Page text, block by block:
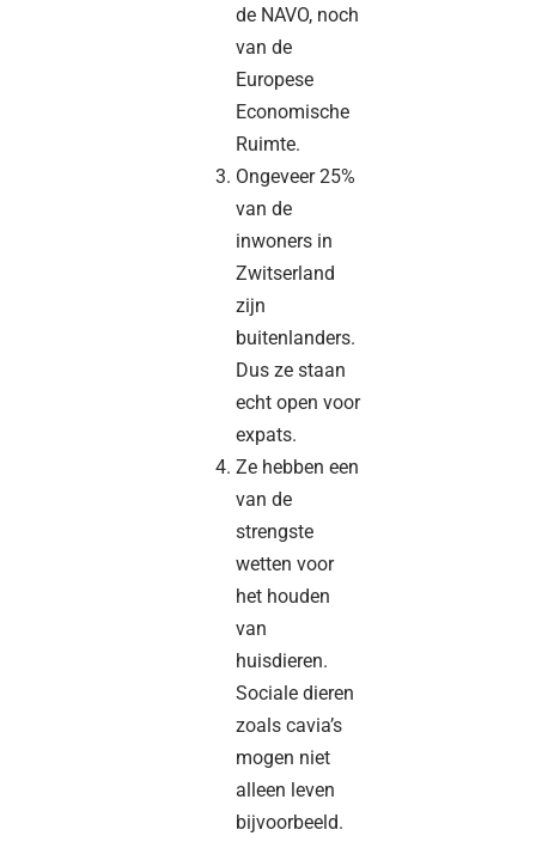
de NAVO, noch
van de
Europese
Economische
Ruimte.
Ongeveer 25%
van de
inwoners in
Zwitserland
zijn
buitenlanders.
Dus ze staan
echt open voor
expats.
Ze hebben een
van de
strengste
wetten voor
het houden
van
huisdieren.
Sociale dieren
zoals cavia’s
mogen niet
alleen leven
bijvoorbeeld.